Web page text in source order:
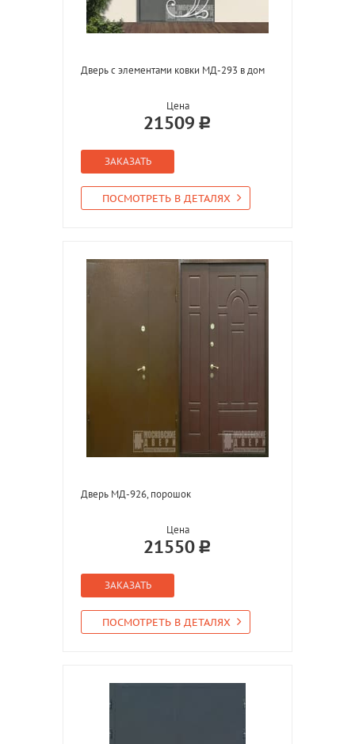
Дверь с элементами ковки МД-293 в дом
Цена
21509
ЗАКАЗАТЬ
ПОСМОТРЕТЬ В ДЕТАЛЯХ
Дверь МД-926, порошок
Цена
21550
ЗАКАЗАТЬ
ПОСМОТРЕТЬ В ДЕТАЛЯХ